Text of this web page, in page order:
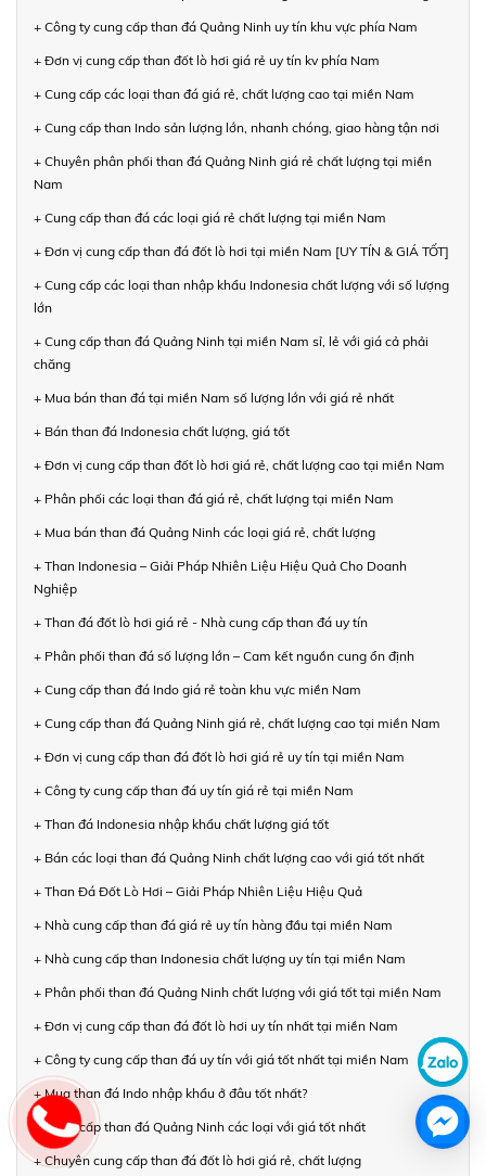
+ Công ty cung cấp than đá Quảng Ninh uy tín khu vực phía Nam
+ Đơn vị cung cấp than đốt lò hơi giá rẻ uy tín kv phía Nam
+ Cung cấp các loại than đá giá rẻ, chất lượng cao tại miền Nam
+ Cung cấp than Indo sản lượng lớn, nhanh chóng, giao hàng tận nơi
+ Chuyên phân phối than đá Quảng Ninh giá rẻ chất lượng tại miền
Nam
+ Cung cấp than đá các loại giá rẻ chất lượng tại miền Nam
+ Đơn vị cung cấp than đá đốt lò hơi tại miền Nam [UY TÍN & GIÁ TỐT]
+ Cung cấp các loại than nhập khẩu Indonesia chất lượng với số lượng
lớn
+ Cung cấp than đá Quảng Ninh tại miền Nam sỉ, lẻ với giá cả phải
chăng
+ Mua bán than đá tại miền Nam số lượng lớn với giá rẻ nhất
+ Bán than đá Indonesia chất lượng, giá tốt
+ Đơn vị cung cấp than đốt lò hơi giá rẻ, chất lượng cao tại miền Nam
+ Phân phối các loại than đá giá rẻ, chất lượng tại miền Nam
+ Mua bán than đá Quảng Ninh các loại giá rẻ, chất lượng
+ Than Indonesia – Giải Pháp Nhiên Liệu Hiệu Quả Cho Doanh
Nghiệp
+ Than đá đốt lò hơi giá rẻ - Nhà cung cấp than đá uy tín
+ Phân phối than đá số lượng lớn – Cam kết nguồn cung ổn định
+ Cung cấp than đá Indo giá rẻ toàn khu vực miền Nam
+ Cung cấp than đá Quảng Ninh giá rẻ, chất lượng cao tại miền Nam
+ Đơn vị cung cấp than đá đốt lò hơi giá rẻ uy tín tại miền Nam
+ Công ty cung cấp than đá uy tín giá rẻ tại miền Nam
+ Than đá Indonesia nhập khẩu chất lượng giá tốt
+ Bán các loại than đá Quảng Ninh chất lượng cao với giá tốt nhất
+ Than Đá Đốt Lò Hơi – Giải Pháp Nhiên Liệu Hiệu Quả
+ Nhà cung cấp than đá giá rẻ uy tín hàng đầu tại miền Nam
+ Nhà cung cấp than Indonesia chất lượng uy tín tại miền Nam
+ Phân phối than đá Quảng Ninh chất lượng với giá tốt tại miền Nam
+ Đơn vị cung cấp than đá đốt lò hơi uy tín nhất tại miền Nam
+ Công ty cung cấp than đá uy tín với giá tốt nhất tại miền Nam
+ Mua than đá Indo nhập khẩu ở đâu tốt nhất?
+ Cung cấp than đá Quảng Ninh các loại với giá tốt nhất
+ Chuyên cung cấp than đá đốt lò hơi giá rẻ, chất lượng